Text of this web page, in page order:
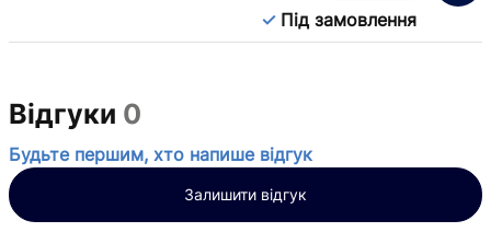
Під замовлення
Відгуки 0
Будьте першим, хто напише відгук
Залишити відгук